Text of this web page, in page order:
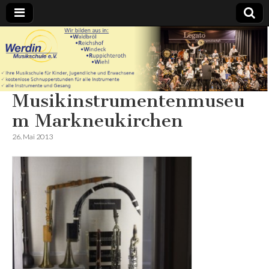
Werdin
Musikschule
e.V. – In
Waldbröl
Reichshof
Windeck
Ruppichteroth
Wiehl
Musikinstrumentenmuseu
m Markneukirchen
26. Mai 2013